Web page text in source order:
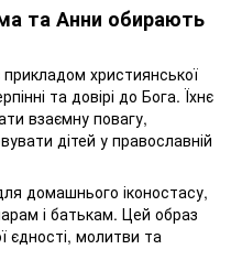
та Анни обирають
християнської
та довірі до Бога. Їхнє
взаємну повагу,
дітей у православній
домашнього іконостасу,
і батькам. Цей образ
єдності, молитви та